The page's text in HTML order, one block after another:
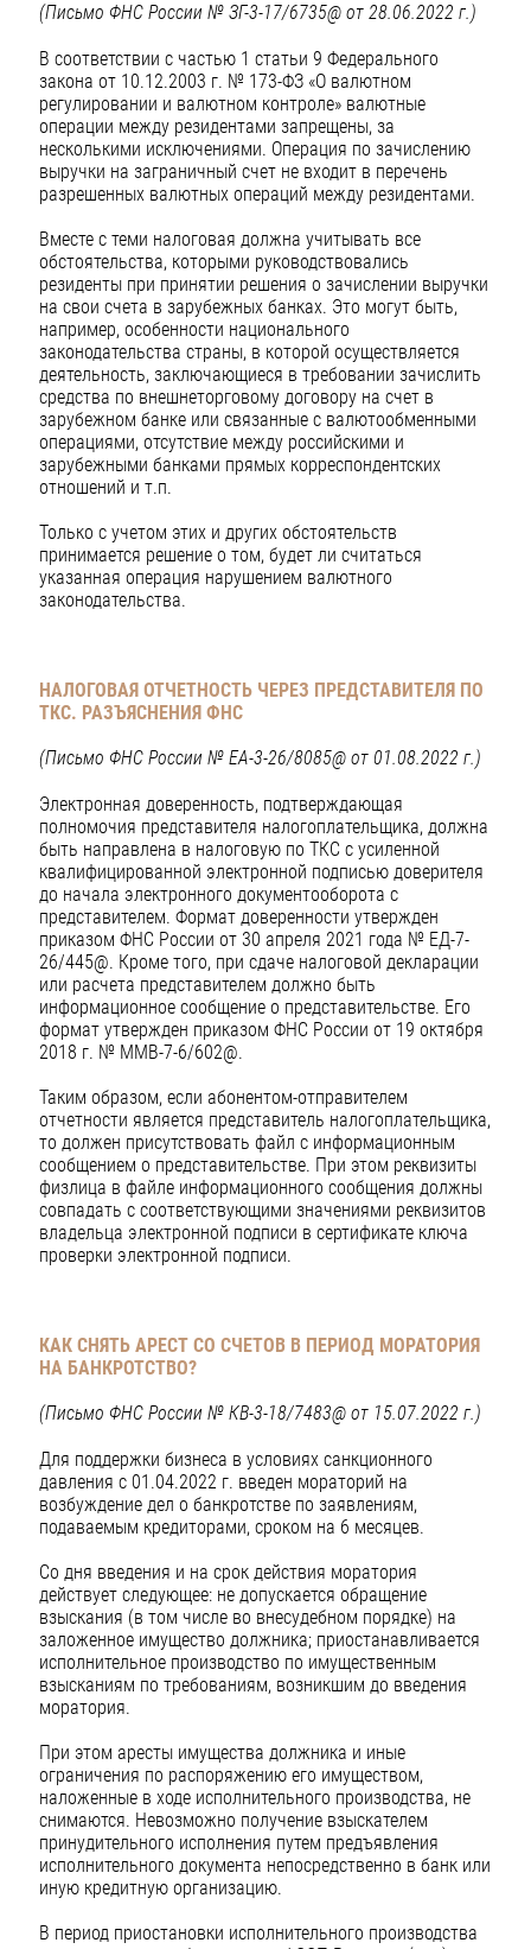
(Письмо ФНС России № ЗГ-3-17/6735@ от 28.06.2022 г.)
В соответствии с частью 1 статьи 9 Федерального
закона от 10.12.2003 г. № 173-ФЗ «О валютном
регулировании и валютном контроле» валютные
операции между резидентами запрещены, за
несколькими исключениями. Операция по зачислению
выручки на заграничный счет не входит в перечень
разрешенных валютных операций между резидентами.
Вместе с теми налоговая должна учитывать все
обстоятельства, которыми руководствовались
резиденты при принятии решения о зачислении выручки
на свои счета в зарубежных банках. Это могут быть,
например, особенности национального
законодательства страны, в которой осуществляется
деятельность, заключающиеся в требовании зачислить
средства по внешнеторговому договору на счет в
зарубежном банке или связанные с валютообменными
операциями, отсутствие между российскими и
зарубежными банками прямых корреспондентских
отношений и т.п.
Только с учетом этих и других обстоятельств
принимается решение о том, будет ли считаться
указанная операция нарушением валютного
законодательства.
НАЛОГОВАЯ ОТЧЕТНОСТЬ ЧЕРЕЗ ПРЕДСТАВИТЕЛЯ ПО
ТКС. РАЗЪЯСНЕНИЯ ФНС
(Письмо ФНС России № ЕА-3-26/8085@ от 01.08.2022 г.)
Электронная доверенность, подтверждающая
полномочия представителя налогоплательщика, должна
быть направлена в налоговую по ТКС с усиленной
квалифицированной электронной подписью доверителя
до начала электронного документооборота с
представителем. Формат доверенности утвержден
приказом ФНС России от 30 апреля 2021 года № ЕД-7-
26/445@. Кроме того, при сдаче налоговой декларации
или расчета представителем должно быть
информационное сообщение о представительстве. Его
формат утвержден приказом ФНС России от 19 октября
2018 г. № ММВ-7-6/602@.
Таким образом, если абонентом-отправителем
отчетности является представитель налогоплательщика,
то должен присутствовать файл с информационным
сообщением о представительстве. При этом реквизиты
физлица в файле информационного сообщения должны
совпадать с соответствующими значениями реквизитов
владельца электронной подписи в сертификате ключа
проверки электронной подписи.
КАК СНЯТЬ АРЕСТ СО СЧЕТОВ В ПЕРИОД МОРАТОРИЯ
НА БАНКРОТСТВО?
(Письмо ФНС России № КВ-3-18/7483@ от 15.07.2022 г.)
Для поддержки бизнеса в условиях санкционного
давления с 01.04.2022 г. введен мораторий на
возбуждение дел о банкротстве по заявлениям,
подаваемым кредиторами, сроком на 6 месяцев.
Со дня введения и на срок действия моратория
действует следующее: не допускается обращение
взыскания (в том числе во внесудебном порядке) на
заложенное имущество должника; приостанавливается
исполнительное производство по имущественным
взысканиям по требованиям, возникшим до введения
моратория.
При этом аресты имущества должника и иные
ограничения по распоряжению его имуществом,
наложенные в ходе исполнительного производства, не
снимаются. Невозможно получение взыскателем
принудительного исполнения путем предъявления
исполнительного документа непосредственно в банк или
иную кредитную организацию.
В период приостановки исполнительного производства